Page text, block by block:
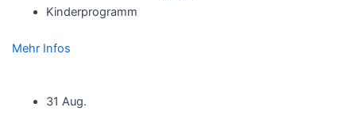
Kinderprogramm
Mehr Infos
31 Aug.